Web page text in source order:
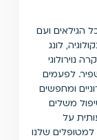
הגילאים ועם
לונג
נוירולוגי
לפעמים
ומחפשים
משלים
על
למטופלים שלנו